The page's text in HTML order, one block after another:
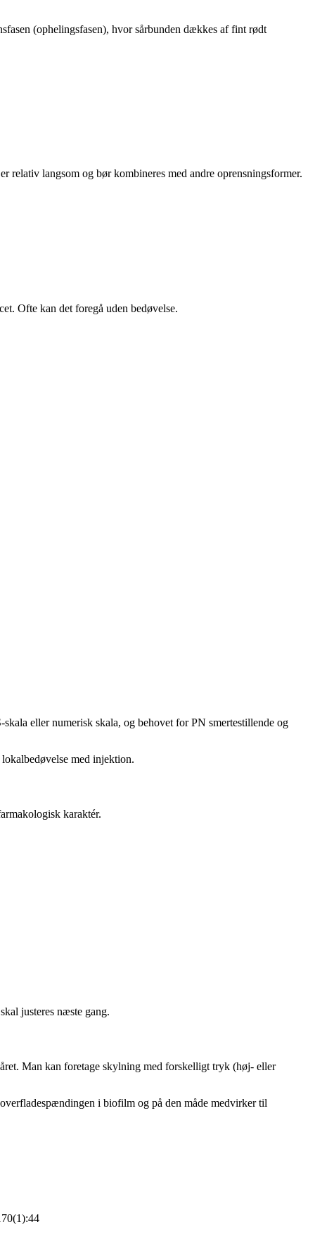
(ophelingsfasen), hvor sårbunden dækkes af fint rødt
relativ langsom og bør kombineres med andre oprensningsformer.
Ofte kan det foregå uden bedøvelse.
eller numerisk skala, og behovet for PN smertestillende og
med injektion.
karaktér.
justeres næste gang.
Man kan foretage skylning med forskelligt tryk (høj- eller
i biofilm og på den måde medvirker til